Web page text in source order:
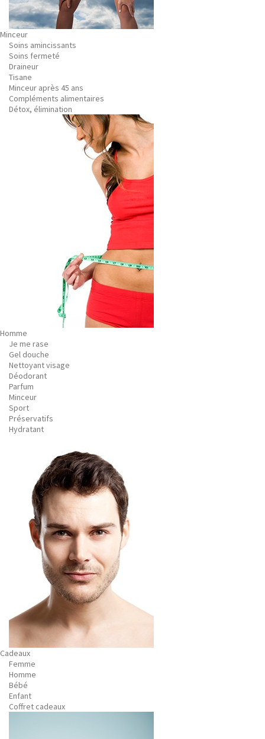
Minceur
Soins amincissants
Soins fermeté
Draineur
Tisane
Minceur après 45 ans
Compléments alimentaires
Détox, élimination
Homme
Je me rase
Gel douche
Nettoyant visage
Déodorant
Parfum
Minceur
Sport
Préservatifs
Hydratant
Cadeaux
Femme
Homme
Bébé
Enfant
Coffret cadeaux